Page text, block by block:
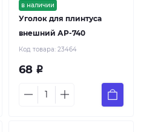
в наличии
Уголок для плинтуса
внешний АР-740
Код товара: 23464
68 Р